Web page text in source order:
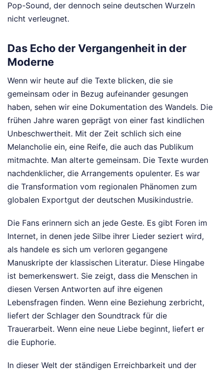
Pop-Sound, der dennoch seine deutschen Wurzeln
nicht verleugnet.
Das Echo der Vergangenheit in der
Moderne
Wenn wir heute auf die Texte blicken, die sie
gemeinsam oder in Bezug aufeinander gesungen
haben, sehen wir eine Dokumentation des Wandels. Die
frühen Jahre waren geprägt von einer fast kindlichen
Unbeschwertheit. Mit der Zeit schlich sich eine
Melancholie ein, eine Reife, die auch das Publikum
mitmachte. Man alterte gemeinsam. Die Texte wurden
nachdenklicher, die Arrangements opulenter. Es war
die Transformation vom regionalen Phänomen zum
globalen Exportgut der deutschen Musikindustrie.
Die Fans erinnern sich an jede Geste. Es gibt Foren im
Internet, in denen jede Silbe ihrer Lieder seziert wird,
als handele es sich um verloren gegangene
Manuskripte der klassischen Literatur. Diese Hingabe
ist bemerkenswert. Sie zeigt, dass die Menschen in
diesen Versen Antworten auf ihre eigenen
Lebensfragen finden. Wenn eine Beziehung zerbricht,
liefert der Schlager den Soundtrack für die
Trauerarbeit. Wenn eine neue Liebe beginnt, liefert er
die Euphorie.
In dieser Welt der ständigen Erreichbarkeit und der